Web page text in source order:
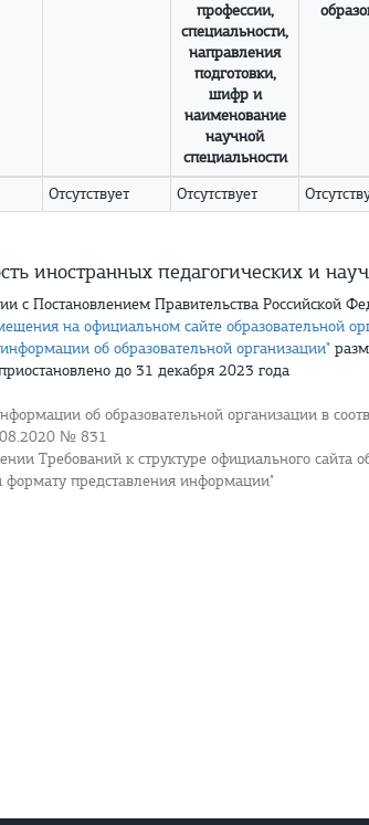
профессии,
специальности,
направления
подготовки,
шифр и
наименование
научной
специальности
Отсутствует Отсутствует
иностранных педагогических и
с Постановлением Правительства Российской
на официальном сайте образовательной
об образовательной организации"
до 31 декабря 2023 года
об образовательной организации в
№ 831
Требований к структуре официального
формату представления информации"